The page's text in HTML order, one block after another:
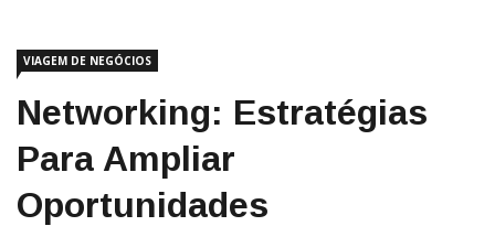
VIAGEM DE NEGÓCIOS
Networking: Estratégias
Para Ampliar
Oportunidades